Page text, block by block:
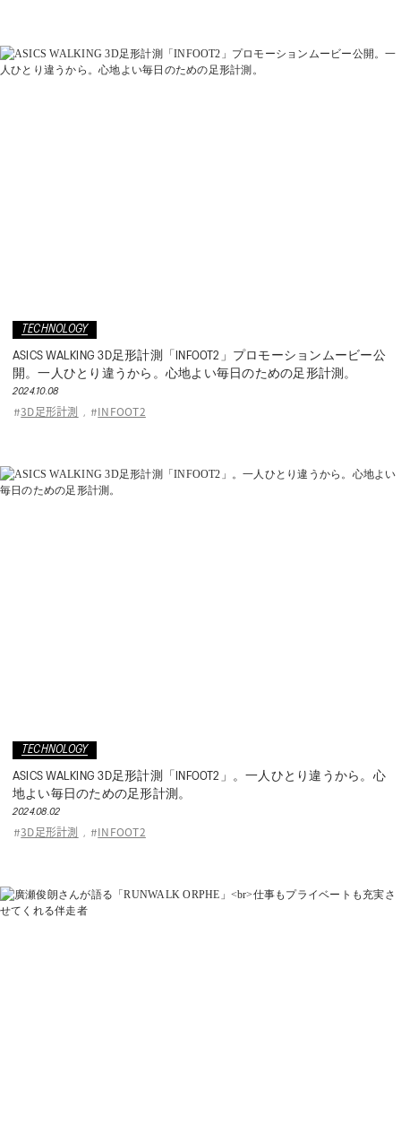
TECHNOLOGY
ASICS WALKING 3D足形計測「INFOOT2」プロモーションムービー公
開。一人ひとり違うから。心地よい毎日のための足形計測。
2024.10.08
#3D足形計測 , # INFOOT2
TECHNOLOGY
ASICS WALKING 3D足形計測「INFOOT2」。一人ひとり違うから。心
地よい毎日のための足形計測。
2024.08.02
#3D足形計測 , # INFOOT2